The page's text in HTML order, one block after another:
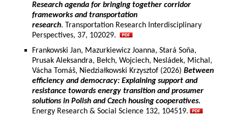
Research agenda for bringing together corridor
frameworks and transportation
research. Transportation Research Interdisciplinary
Perspectives, 37, 102029.
Frankowski Jan, Mazurkiewicz Joanna, Stará Soňa,
Prusak Aleksandra, Bełch, Wojciech, Nesládek, Michal,
Vácha Tomáš, Niedziałkowski Krzysztof (2026) Between
efficiency and democracy: Explaining support and
resistance towards energy transition and prosumer
solutions in Polish and Czech housing cooperatives.
Energy Research & Social Science 132, 104519.